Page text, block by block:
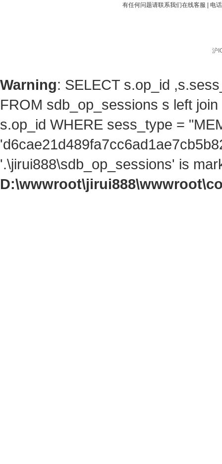
有任何问题请联系我们在线客服 | 电
沪
Warning: SELECT s.op_id
FROM sdb_op_sessions s left
s.op_id WHERE sess_type =
'.\jirui888\sdb_op_sessions' is